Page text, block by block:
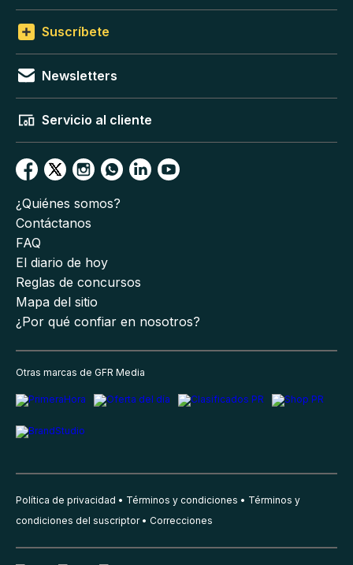
Suscríbete
Newsletters
Servicio al cliente
¿Quiénes somos?
Contáctanos
FAQ
El diario de hoy
Reglas de concursos
Mapa del sitio
¿Por qué confiar en nosotros?
Otras marcas de GFR Media
Política de privacidad Términos y condiciones
Términos y
condiciones del suscriptor
Correcciones